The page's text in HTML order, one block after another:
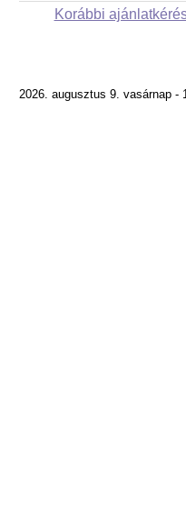
Korábbi
2026. augusztus 9. vasárnap -